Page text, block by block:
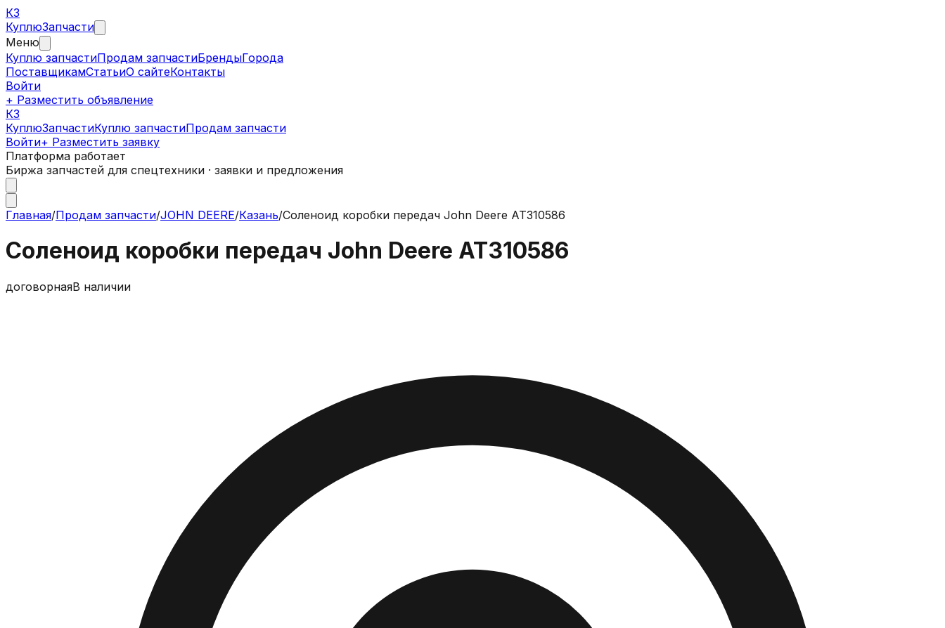
КЗ
КуплюЗапчасти
Меню
Куплю запчастиПродам запчастиБрендыГорода
ПоставщикамСтатьиО сайтеКонтакты
Войти
+ Разместить объявление
КЗ
КуплюЗапчастиКуплю запчастиПродам запчасти
Войти+ Разместить заявку
Платформа работает
Биржа запчастей для спецтехники · заявки и предложения
Главная/Продам запчасти/JOHN DEERE/Казань/Соленоид коробки передач John Deere AT310586
Соленоид коробки передач John Deere AT310586
договорнаяВ наличии